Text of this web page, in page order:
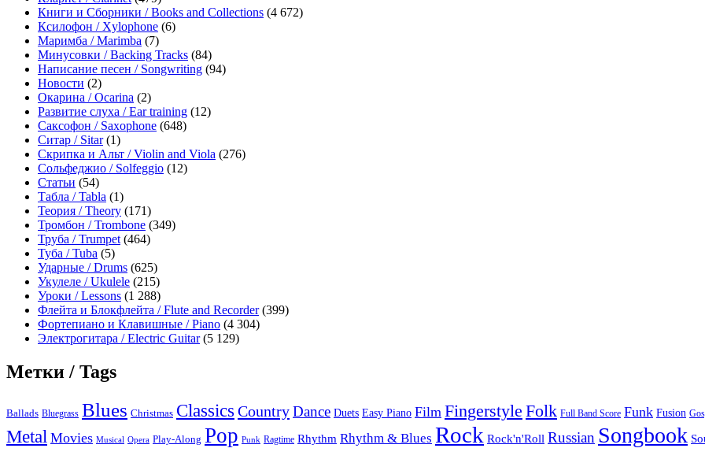
Книги и Сборники / Books and Collections (4 672)
Ксилофон / Xylophone (6)
Маримба / Marimba (7)
Минусовки / Backing Tracks (84)
Написание песен / Songwriting (94)
Новости (2)
Окарина / Ocarina (2)
Развитие слуха / Ear training (12)
Саксофон / Saxophone (648)
Ситар / Sitar(1)
Скрипка и Альт / Violin and Viola (276)
Сольфеджио / Solfeggio (12)
Статьи (54)
Табла / Tabla (1)
Теория / Theory (171)
Тромбон / Trombone (349)
Труба / Trumpet (464)
Туба / Tuba (5)
Ударные / Drums (625)
Укулеле / Ukulele (215)
Уроки / Lessons (1 288)
Флейта и Блокфлейта / Flute and Recorder(399)
Фортепиано и Клавишные / Piano (4 304)
Электрогитара / Electric Guitar(5 129)
Метки / Tags
Ballads Bluegrass Blues Christmas Classics CountryDance Duets Easy Piano Film Fingerstyle Folk Full Band Score Funk Fusion
Metal Movies Musical Opera Play-Along Pop Punk Ragtime Rhythm Rhythm & Blues Rock Rock'n'Roll Russian Songbook